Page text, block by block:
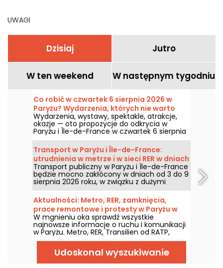
UWAGI
Dzisiaj Jutro
W ten weekend W następnym tygodniu
Co robić w czwartek 6 sierpnia 2026 w
Paryżu? Wydarzenia, których nie warto
przegapić
Wydarzenia, wystawy, spektakle, atrakcje,
okazje — oto propozycje do odkrycia w
Paryżu i Île-de-France w czwartek 6 sierpnia
2026 roku.
Transport w Paryżu i Île-de-France:
utrudnienia w metrze i w sieci RER w dniach
3–9 sierpnia 2026.
Transport publiczny w Paryżu i Île-de-France
będzie mocno zakłócony w dniach od 3 do 9
sierpnia 2026 roku, w związku z dużymi
pracami letnimi, które dotykają szczególnie
niektórych linii, według RATP i SNCF.
Aktualności: Metro, RER, zamknięcia,
prace remontowe i protesty w Paryżu w
dniu Czwartek, 6 sierpień 2026
W mgnieniu oka sprawdź wszystkie
najnowsze informacje o ruchu i komunikacji
w Paryżu. Metro, RER, Transilien od RATP,
remonty, utrudnienia, duże wydarzenia i
manifestacje — podpowiadamy, co warto
wiedzieć, zanim wyjdziesz na ulice Paryża w
Czwartek, 6 sierpień 2026.
Udoskonal wyszukiwanie